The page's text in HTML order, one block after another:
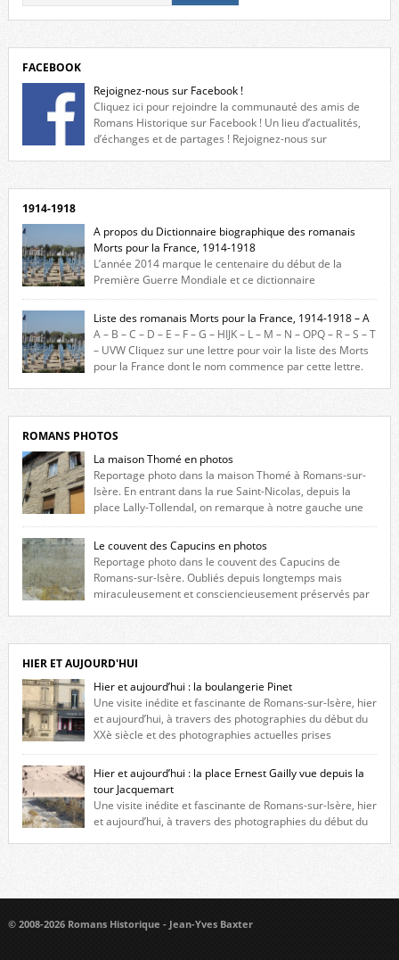
FACEBOOK
Rejoignez-nous sur Facebook !
Cliquez ici pour rejoindre la communauté des amis de
Romans Historique sur Facebook ! Un lieu d’actualités,
d’échanges et de partages ! Rejoignez-nous sur
1914-1918
A propos du Dictionnaire biographique des romanais
Morts pour la France, 1914-1918
L’année 2014 marque le centenaire du début de la
Première Guerre Mondiale et ce dictionnaire
biographique veut rendre hommage aux romanais Morts pour la
France durant ce conflit. La base de cette recherche historique est
constituée des noms gravés sur les plaques commémoratives de
l’Hôtel de Ville, du lycée du Dauphiné et du lycée Triboulet, […]
Liste des romanais Morts pour la France, 1914-1918 – A
A – B – C – D – E – F – G – HIJK – L – M – N – OPQ – R – S – T
– UVW Cliquez sur une lettre pour voir la liste des Morts
pour la France dont le nom commence par cette lettre.
ROMANS PHOTOS
La maison Thomé en photos
Reportage photo dans la maison Thomé à Romans-sur-
Isère. En entrant dans la rue Saint-Nicolas, depuis la
place Lally-Tollendal, on remarque à notre gauche une
maison construite au XVIè siècle. Les deux façades sont ornées de
fenêtres jumelles à meneaux. Entre ces deux étages, on peut voir une
niche qui contient une statue de la Vierge. […]
Le couvent des Capucins en photos
Reportage photo dans le couvent des Capucins de
Romans-sur-Isère. Oubliés depuis longtemps mais
miraculeusement et consciencieusement préservés par
l’histoire de la redécouverte de vestiges du couvent des Capucins ! Petit
retour sur l’histoire […]
HIER ET AUJOURD'HUI
Hier et aujourd’hui : la boulangerie Pinet
Une visite inédite et fascinante de Romans-sur-Isère, hier
et aujourd’hui, à travers des photographies du début du
XXè siècle et des photographies actuelles prises
exactement dans le même cadre ! A l’angle de la place Jean Jaurès et de
l’avenue Victor Hugo (à côté d’Intermarché), à Romans. La boulangerie
Jules Pinet est inscrite dans le […]
Hier et aujourd’hui : la place Ernest Gailly vue depuis la
tour Jacquemart
Une visite inédite et fascinante de Romans-sur-Isère, hier
et aujourd’hui, à travers des photographies du début du
© 2008-2026 Romans Historique - Jean-Yves Baxter